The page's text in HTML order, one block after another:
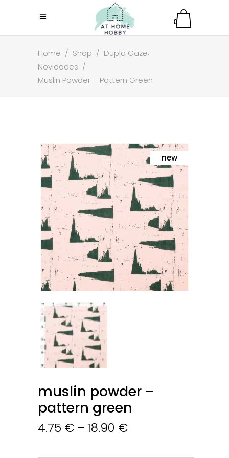
0
Home / Shop / Dupla Gaze,
Novidades /
Muslin Powder – Pattern Green
new
muslin powder –
pattern green
4.75 € – 18.90 €